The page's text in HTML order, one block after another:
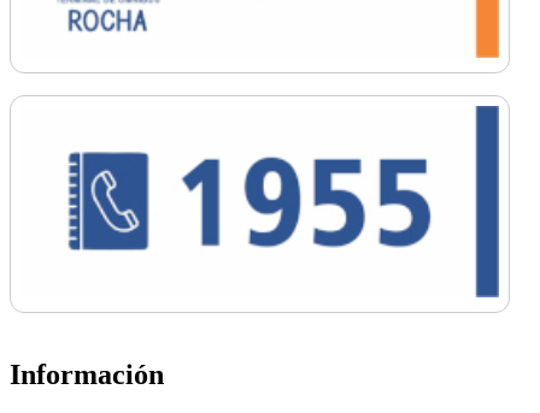
Información